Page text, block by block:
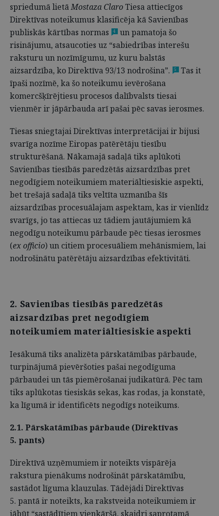
spriedumā lietāMostaza ClaroTiesa attiecīgos
Direktīvas noteikumus klasificēja kā Savienības
publiskās kārtības normas
4
un pamatoja šo
risinājumu, atsaucoties uz “sabiedrības interešu
raksturu un nozīmīgumu, uz kuru balstās
aizsardzība, ko Direktīva 93/13 nodrošina”.
5
Tas it
īpaši nozīmē, ka šo noteikumu ievērošana
komercšķīrējtiesu procesos dalībvalsts tiesai
vienmēr ir jāpārbauda arī pašai pēc savas ierosmes.
Tiesas sniegtajai Direktīvas interpretācijai ir bijusi
svarīga nozīme Eiropas patērētāju tiesību
strukturēšanā. Nākamajā sadaļā tiks aplūkoti
Savienības tiesībās paredzētās aizsardzības pret
negodīgiem noteikumiem materiāltiesiskie aspekti,
bet trešajā sadaļā tiks veltīta uzmanība šīs
aizsardzības procesuālajam aspektam, kas ir vienlīdz
svarīgs, jo tas attiecas uz tādiem jautājumiem kā
negodīgu noteikumu pārbaude pēc tiesas ierosmes
(ex officio) un citiem procesuāliem mehānismiem, lai
nodrošinātu patērētāju aizsardzības efektivitāti.
2. Savienības tiesībās paredzētās
aizsardzības pret negodīgiem
noteikumiem materiāltiesiskie aspekti
Iesākumā tiks analizēta pārskatāmības pārbaude,
turpinājumā pievēršoties pašai negodīguma
pārbaudei un tās piemērošanai judikatūrā. Pēc tam
tiks aplūkotas tiesiskās sekas, kas rodas, ja konstatē,
ka līgumā ir identificēts negodīgs noteikums.
2.1. Pārskatāmības pārbaude (Direktīvas
5. pants)
Direktīvā uzņēmumiem ir noteikts vispārēja
rakstura pienākums nodrošināt pārskatāmību,
sastādot līguma klauzulas. Tādējādi Direktīvas
5. pantā ir noteikts, ka rakstveida noteikumiem ir
jābūt “sastādītiem vienkāršā, skaidri saprotamā